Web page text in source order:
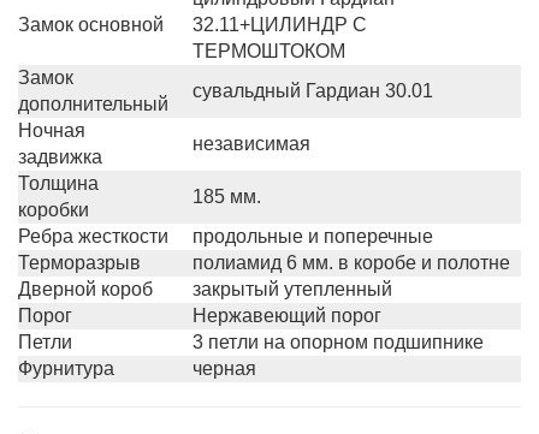
Замок основной
32.11+ЦИЛИНДР С
ТЕРМОШТОКОМ
Замок
дополнительный
сувальдный Гардиан 30.01
Ночная
задвижка
независимая
Толщина
коробки
185 мм.
Ребра жесткости
продольные и поперечные
Терморазрыв
полиамид 6 мм. в коробе и полотне
Дверной короб
закрытый утепленный
Порог
Нержавеющий порог
Петли
3 петли на опорном подшипнике
Фурнитура
черная